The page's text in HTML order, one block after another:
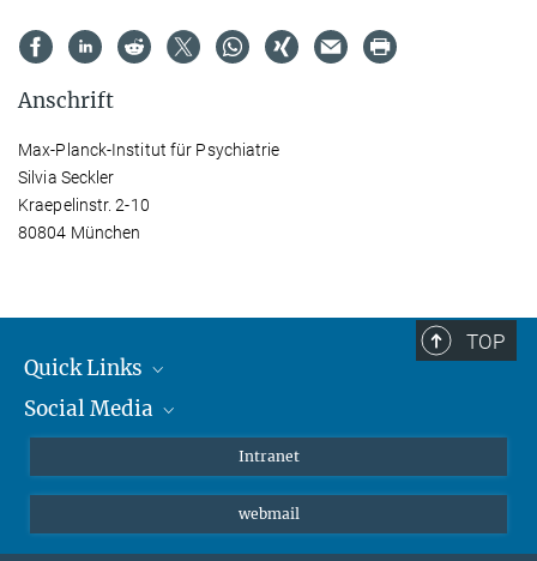
Anschrift
Max-Planck-Institut für Psychiatrie
Silvia Seckler
Kraepelinstr. 2-10
80804 München
TOP
Quick Links
Student*innen/Wissenschaftler*innen
Social Media
Bluesky
Intranet
webmail